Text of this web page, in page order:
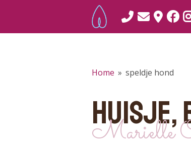
Home » speldje hond
HUISJE,
Marielle